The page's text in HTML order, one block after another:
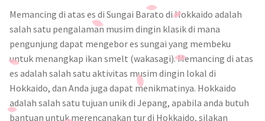
Memancing di atas es di Sungai Barato di Hokkaido adalah
salah satu pengalaman musim dingin klasik di mana
pengunjung dapat mengebor es sungai yang membeku
untuk menangkap ikan smelt (wakasagi). Memancing di atas
es adalah salah satu aktivitas musim dingin lokal di
Hokkaido, dan Anda juga dapat menikmatinya. Hokkaido
adalah salah satu tujuan unik di Jepang, apabila anda butuh
bantuan untuk merencanakan tur di Hokkaido, silakan